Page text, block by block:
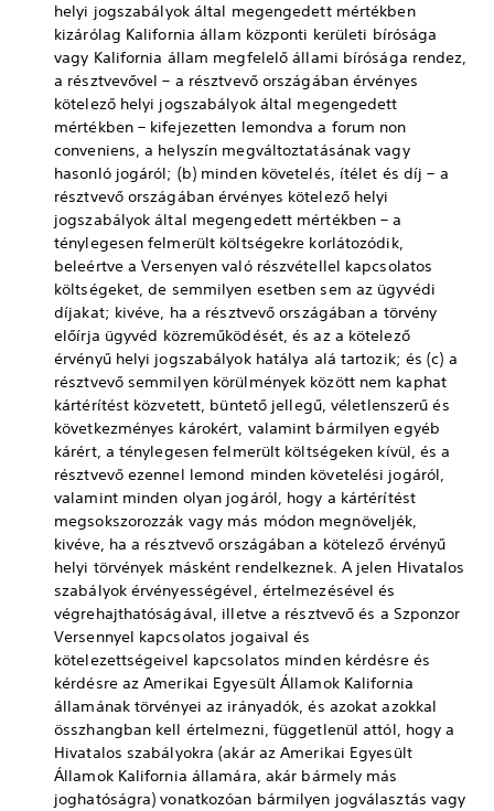
helyi jogszabályok által megengedett mértékben
kizárólag Kalifornia állam központi kerületi bírósága
vagy Kalifornia állam megfelelő állami bírósága rendez,
a résztvevővel – a résztvevő országában érvényes
kötelező helyi jogszabályok által megengedett
mértékben – kifejezetten lemondva a forum non
conveniens, a helyszín megváltoztatásának vagy
hasonló jogáról; (b) minden követelés, ítélet és díj – a
résztvevő országában érvényes kötelező helyi
jogszabályok által megengedett mértékben – a
ténylegesen felmerült költségekre korlátozódik,
beleértve a Versenyen való részvétellel kapcsolatos
költségeket, de semmilyen esetben sem az ügyvédi
díjakat; kivéve, ha a résztvevő országában a törvény
előírja ügyvéd közreműködését, és az a kötelező
érvényű helyi jogszabályok hatálya alá tartozik; és (c) a
résztvevő semmilyen körülmények között nem kaphat
kártérítést közvetett, büntető jellegű, véletlenszerű és
következményes károkért, valamint bármilyen egyéb
kárért, a ténylegesen felmerült költségeken kívül, és a
résztvevő ezennel lemond minden követelési jogáról,
valamint minden olyan jogáról, hogy a kártérítést
megsokszorozzák vagy más módon megnöveljék,
kivéve, ha a résztvevő országában a kötelező érvényű
helyi törvények másként rendelkeznek. A jelen Hivatalos
szabályok érvényességével, értelmezésével és
végrehajthatóságával, illetve a résztvevő és a Szponzor
Versennyel kapcsolatos jogaival és
kötelezettségeivel kapcsolatos minden kérdésre és
kérdésre az Amerikai Egyesült Államok Kalifornia
államának törvényei az irányadók, és azokat azokkal
összhangban kell értelmezni, függetlenül attól, hogy a
Hivatalos szabályokra (akár az Amerikai Egyesült
Államok Kalifornia államára, akár bármely más
joghatóságra) vonatkozóan bármilyen jogválasztás vagy